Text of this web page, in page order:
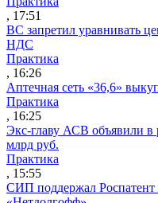
, 17:51
ВС запретил уравнивать
НДС
Практика
, 16:26
Аптечная сеть «36,6»
Практика
, 16:25
Экс-главу АСВ объявили в
млрд руб.
Практика
, 15:55
СИП поддержал Роспатент